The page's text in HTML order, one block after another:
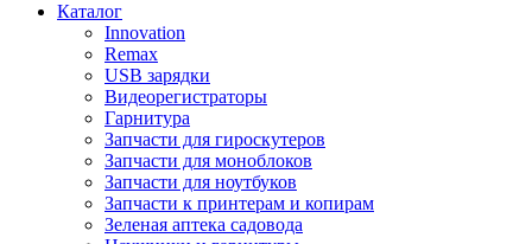
Каталог
Innovation
Remax
USB зарядки
Видеорегистраторы
Гарнитура
Запчасти для гироскутеров
Запчасти для моноблоков
Запчасти для ноутбуков
Запчасти к принтерам и копирам
Зеленая аптека садовода